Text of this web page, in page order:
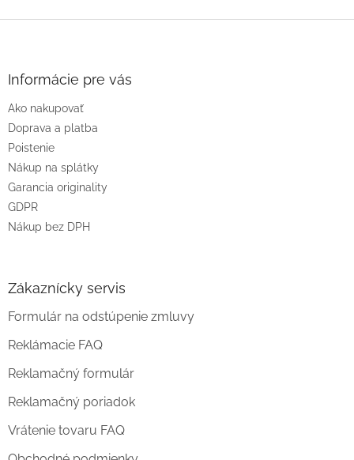
Informácie pre vás
Ako nakupovať
Doprava a platba
Poistenie
Nákup na splátky
Garancia originality
GDPR
Nákup bez DPH
Zákaznícky servis
Formulár na odstúpenie zmluvy
Reklámacie FAQ
Reklamačný formulár
Reklamačný poriadok
Vrátenie tovaru FAQ